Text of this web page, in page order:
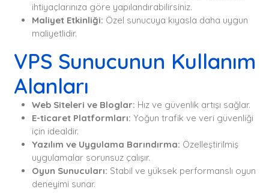
ihtiyaçlarınıza göre yapılandırabilirsiniz.
Maliyet Etkinliği: Özel sunucuya kıyasla daha uygun
maliyetlidir.
VPS Sunucunun Kullanım
Alanları
Web Siteleri ve Bloglar: Hız ve güvenlik artışı sağlar.
E-ticaret Platformları: Yoğun trafik ve veri güvenliği
için idealdir.
Yazılım ve Uygulama Barındırma: Özelleştirilmiş
uygulamalar sorunsuz çalışır.
Oyun Sunucuları: Stabil ve yüksek performanslı oyun
deneyimi sunar.